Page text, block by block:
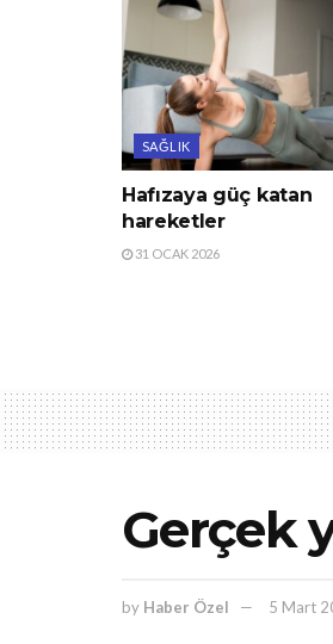
SAĞLIK
Hafızaya güç katan
hareketler
31 OCAK 2026
Gerçek
by Haber Özel 5 Mart